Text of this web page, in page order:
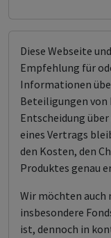
Diese Webseite
Empfehlung für
Informationen
Beteiligungen von
Entscheidung
eines Vertrags
den Kosten, den
Produktes genau
Wir möchten auch
insbesondere
ist, dennoch in